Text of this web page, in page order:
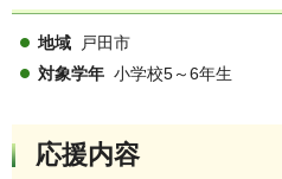
地域
戸田市
対象学年 小学校5～6年生
応援内容